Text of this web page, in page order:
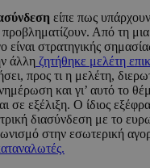
είπε πως
προβληματίζουν. Από τη
στρατηγικής
άλλη ζητήθηκε μελέτη
προς τι η μελέτη,
και γι’ αυτό το
σε εξέλιξη. Ο ίδιος
διασύνδεση με το
στην εσωτερική